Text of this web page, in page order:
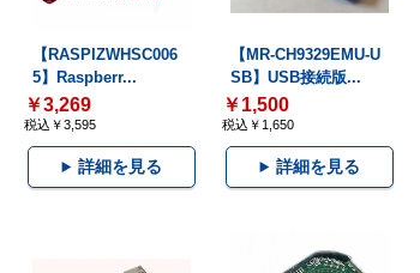
【RASPIZWHSC006
5】Raspberr...
￥3,269
税込￥3,595
詳細を見る
【MR-CH9329EMU-U
SB】USB接続版...
￥1,500
税込￥1,650
詳細を見る